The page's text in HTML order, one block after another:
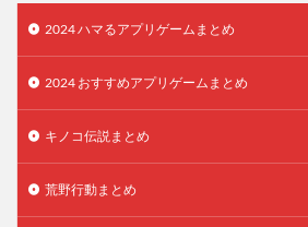
2024 ハマるアプリゲームまとめ
2024 おすすめアプリゲームまとめ
キノコ伝説まとめ
荒野行動まとめ